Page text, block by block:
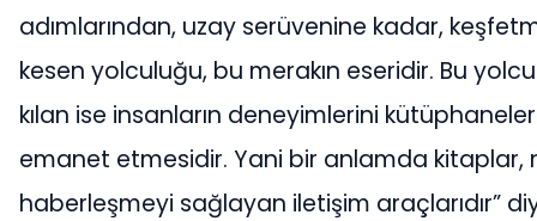
adımlarından, uzay serüvenine kadar,
kesen yolculuğu, bu merakın eseridir. Bu
kılan ise insanların deneyimlerini
emanet etmesidir. Yani bir anlamda kitaplar,
haberleşmeyi sağlayan iletişim araçlarıdır”